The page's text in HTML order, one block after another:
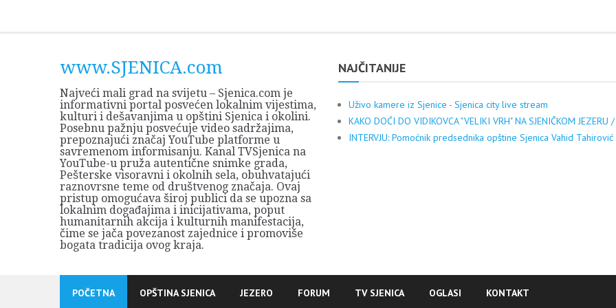
www.SJENICA.com
Najveći mali grad na svijetu – Sjenica.com je
informativni portal posvećen lokalnim vijestima,
kulturi i dešavanjima u opštini Sjenica i okolini.
Posebnu pažnju posvećuje video sadržajima,
prepoznajući značaj YouTube platforme u
savremenom informisanju. Kanal TVSjenica na
YouTube-u pruža autentične snimke grada,
Pešterske visoravni i okolnih sela, obuhvatajući
raznovrsne teme od društvenog značaja. Ovaj
pristup omogućava široj publici da se upozna sa
lokalnim događajima i inicijativama, poput
humanitarnih akcija i kulturnih manifestacija,
čime se jača povezanost zajednice i promoviše
bogata tradicija ovog kraja.
NAJČITANIJE
Uživo kamere iz Sjenice - Sjenica city live stream
KAKO DOĆI DO VIDIKOVCA "VELIKI VRH" NA SJENIČKOM
INTERVJU: Pomoćnik predsednika opštine Sjenica Vahid Tahirović
POČETNA OPŠTINA SJENICA JEZERO FORUM TV SJENICA OGLASI KONTAKT